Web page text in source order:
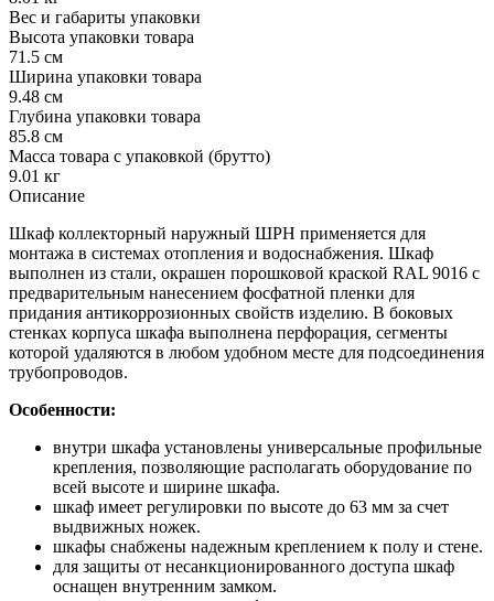
Вес и габариты упаковки
Высота упаковки товара
71.5 см
Ширина упаковки товара
9.48 см
Глубина упаковки товара
85.8 см
Масса товара с упаковкой (брутто)
9.01 кг
Описание
Шкаф коллекторный наружный ШРН применяется для
монтажа в системах отопления и водоснабжения. Шкаф
выполнен из стали, окрашен порошковой краской RAL 9016 с
предварительным нанесением фосфатной пленки для
придания антикоррозионных свойств изделию. В боковых
стенках корпуса шкафа выполнена перфорация, сегменты
которой удаляются в любом удобном месте для подсоединения
трубопроводов.
Особенности:
внутри шкафа установлены универсальные профильные
крепления, позволяющие располагать оборудование по
всей высоте и ширине шкафа.
шкаф имеет регулировки по высоте до 63 мм за счет
выдвижных ножек.
шкафы снабжены надежным креплением к полу и стене.
для защиты от несанкционированного доступа шкаф
оснащен внутренним замком.